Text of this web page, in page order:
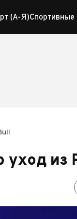
(А-Я)Спортивные
уход из